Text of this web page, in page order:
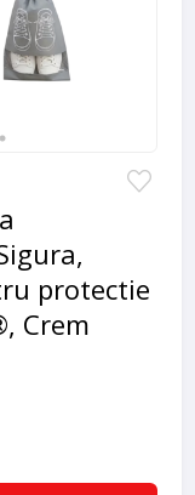
protectie
Crem